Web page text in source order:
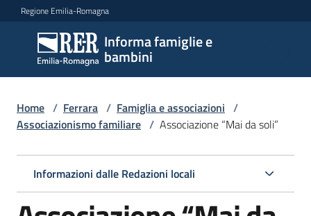
Vai al contenuto
Vai alla navigazione
Vai al footer
Regione Emilia-Romagna
Informa famiglie e
bambini
Informa
famiglie
e
bambini
Argomenti
Home / Ferrara / Famiglia e associazioni /
Associazionismo familiare / Associazione “Mai da soli”
Informazioni dalle Redazioni locali